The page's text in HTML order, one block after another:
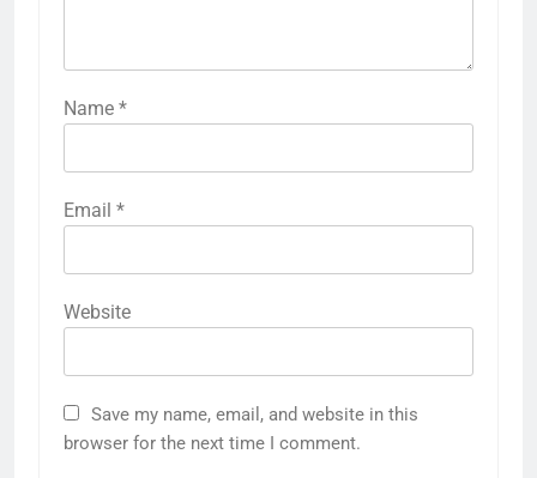
Name *
Email *
Website
Save my name, email, and website in this
browser for the next time I comment.